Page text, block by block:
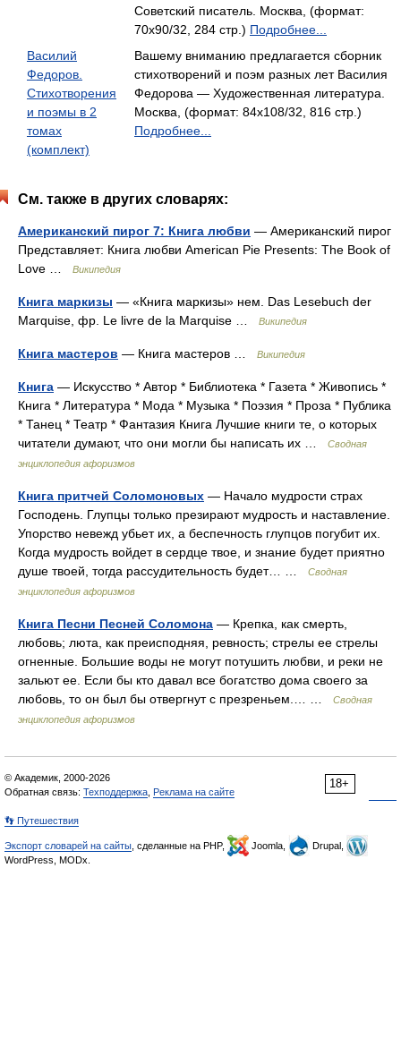
Советский писатель. Москва, (формат:
70x90/32, 284 стр.) Подробнее...
Василий
Федоров.
Стихотворения
и поэмы в 2
томах
(комплект)
Вашему вниманию предлагается сборник
стихотворений и поэм разных лет Василия
Федорова — Художественная литература.
Москва, (формат: 84x108/32, 816 стр.)
Подробнее...
См. также в других словарях:
Американский пирог 7: Книга любви — Американский пирог
Представляет: Книга любви American Pie Presents: The Book of
Love …
Википедия
Книга маркизы — «Книга маркизы» нем. Das Lesebuch der
Marquise, фр. Le livre de la Marquise …
Википедия
Книга мастеров — Книга мастеров … Википедия
Книга — Искусство * Автор * Библиотека * Газета * Живопись *
Книга * Литература * Мода * Музыка * Поэзия * Проза * Публика
* Танец * Театр * Фантазия Книга Лучшие книги те, о которых
читатели думают, что они могли бы написать их …
Сводная
энциклопедия афоризмов
Книга притчей Соломоновых — Начало мудрости страх
Господень. Глупцы только презирают мудрость и наставление.
Упорство невежд убьет их, а беспечность глупцов погубит их.
Когда мудрость войдет в сердце твое, и знание будет приятно
душе твоей, тогда рассудительность будет… …
Сводная
энциклопедия афоризмов
Книга Песни Песней Соломона — Крепка, как смерть,
любовь; люта, как преисподняя, ревность; стрелы ее стрелы
огненные. Большие воды не могут потушить любви, и реки не
зальют ее. Если бы кто давал все богатство дома своего за
любовь, то он был бы отвергнут с презреньем.… …
Сводная
энциклопедия афоризмов
18+
© Академик, 2000-2026
Обратная связь: Техподдержка Реклама на сайте
👣 Путешествия
Экспорт словарей на сайты , сделанные на PHP, Joomla,
Drupal,
WordPress, MODx.